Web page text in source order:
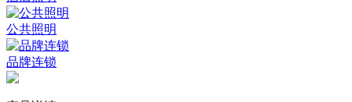
公共照明
品牌连锁